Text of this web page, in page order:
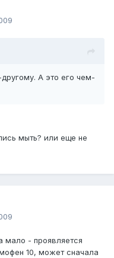
А это его чем-
мыть? или еще не
мало - проявляется
10, может сначала